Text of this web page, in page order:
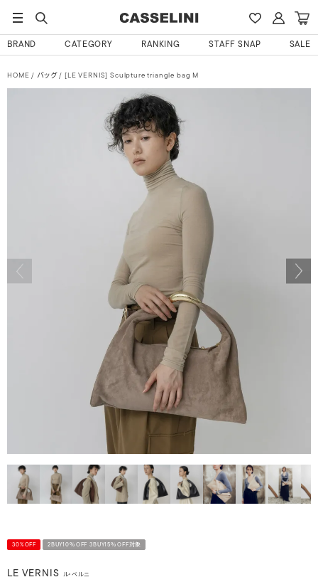
BRAND CATEGORY RANKING STAFF SNAP SALE
HOME バッグ [LE VERNIS] Sculpture triangle bag M
30%OFF 2BUY10％OFF 3BUY15％OFF対象
LE VERNIS ル・ベルニ